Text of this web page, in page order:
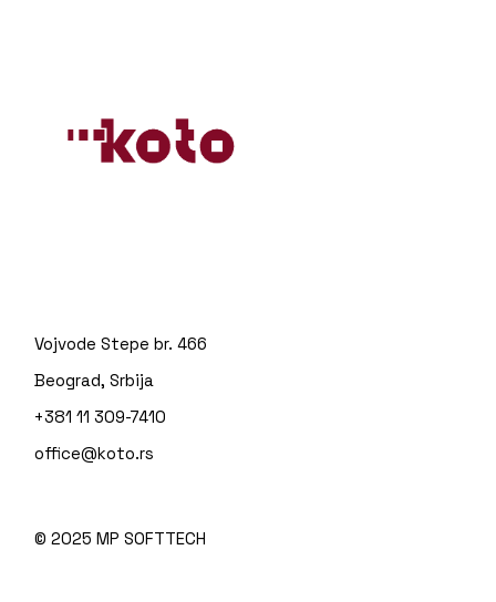
Vojvode Stepe br. 466
Beograd, Srbija
+381 11 309-7410
office@koto.rs
© 2025MP SOFTTECH